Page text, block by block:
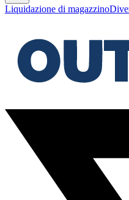
Liquidazione di magazzino